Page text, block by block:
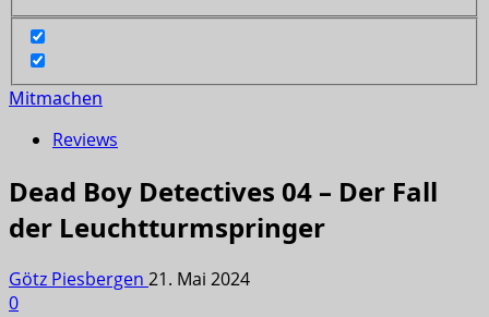
Mitmachen
Reviews
Dead Boy Detectives 04 – Der Fall
der Leuchtturmspringer
Götz Piesbergen 21. Mai 2024
0